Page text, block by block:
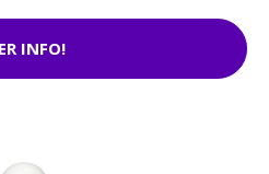
INFO!